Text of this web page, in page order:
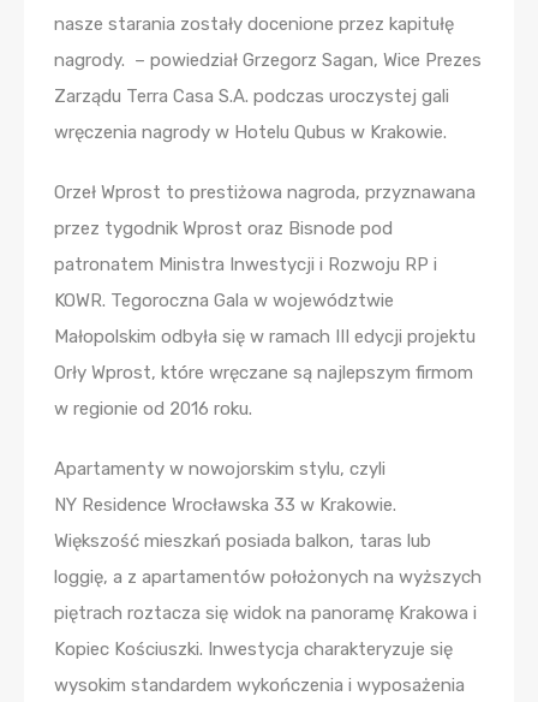
nasze starania zostały docenione przez kapitułę
nagrody. – powiedział Grzegorz Sagan, Wice Prezes
Zarządu Terra Casa S.A. podczas uroczystej gali
wręczenia nagrody w Hotelu Qubus w Krakowie.
Orzeł Wprost to prestiżowa nagroda, przyznawana
przez tygodnik Wprost oraz Bisnode pod
patronatem Ministra Inwestycji i Rozwoju RP i
KOWR. Tegoroczna Gala w województwie
Małopolskim odbyła się w ramach III edycji projektu
Orły Wprost, które wręczane są najlepszym firmom
w regionie od 2016 roku.
Apartamenty w nowojorskim stylu, czyli
NY Residence Wrocławska 33 w Krakowie.
Większość mieszkań posiada balkon, taras lub
loggię, a z apartamentów położonych na wyższych
piętrach roztacza się widok na panoramę Krakowa i
Kopiec Kościuszki. Inwestycja charakteryzuje się
wysokim standardem wykończenia i wyposażenia